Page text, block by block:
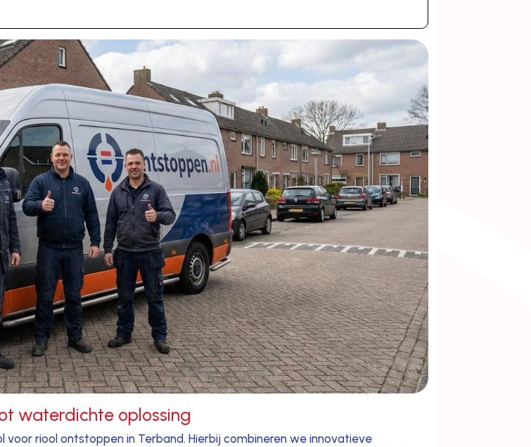
waterdichte oplossing
riool ontstoppen in Terband. Hierbij combineren we innovatieve